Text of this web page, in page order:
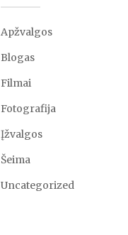
Apžvalgos
Blogas
Filmai
Fotografija
Įžvalgos
Šeima
Uncategorized